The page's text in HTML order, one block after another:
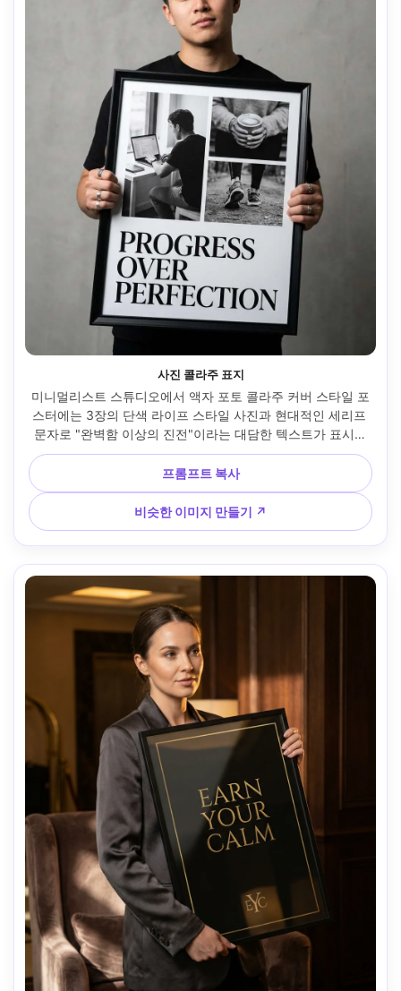
사진 콜라주 표지
미니멀리스트 스튜디오에서 액자 포토 콜라주 커버 스타일 포
스터에는 3장의 단색 라이프 스타일 사진과 현대적인 세리프
문자로 "완벽함 이상의 진전"이라는 대담한 텍스트가 표시되
어 있으며, 검은색 티셔츠와 실버 반지를 입은 사람이 들고 있
으며, 소프트박스가 있는 스트로브 키 라이트, 소니 A1, 85mm
f/2, 수직 중앙 프레임, 자신감 넘치는 편집 분위기, 사실적인
피부, 깨끗한 그림자, 매우 선명한 --ar 4:5
프롬프트 복사
비슷한 이미지 만들기 ↗